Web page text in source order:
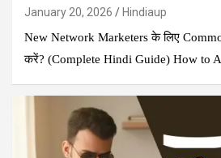
January 20, 2026
Hindiaup
New Network Marketers के लिए
करें? (Complete Hindi Guide) How to